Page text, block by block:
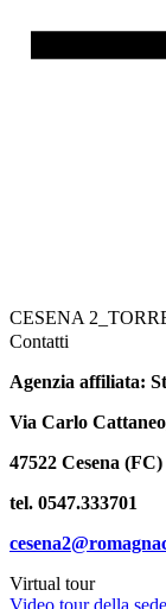
CESENA
Contatti
Agenzia affiliata:
Via Carlo
47522 Cesena (FC)
tel. 0547.333701
Virtual tour